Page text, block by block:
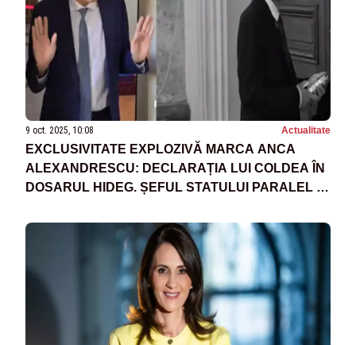
9 oct. 2025, 10:08 Actualitate
EXCLUSIVITATE EXPLOZIVĂ MARCA ANCA
ALEXANDRESCU: DECLARAȚIA LUI COLDEA ÎN
DOSARUL HIDEG. ȘEFUL STATULUI PARALEL A
DUMBRAVĂ - DOCUMENT